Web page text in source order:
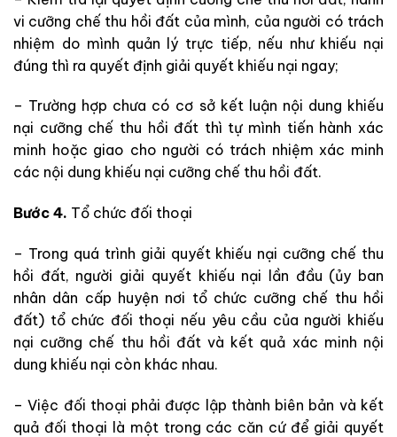
vi cưỡng chế thu hồi đất của mình, của người có trách
nhiệm do mình quản lý trực tiếp, nếu như khiếu nại
đúng thì ra quyết định giải quyết khiếu nại ngay;
– Trường hợp chưa có cơ sở kết luận nội dung khiếu
nại cưỡng chế thu hồi đất thì tự mình tiến hành xác
minh hoặc giao cho người có trách nhiệm xác minh
các nội dung khiếu nại cưỡng chế thu hồi đất.
Bước 4. Tổ chức đối thoại
– Trong quá trình giải quyết khiếu nại cưỡng chế thu
hồi đất, người giải quyết khiếu nại lần đầu (ủy ban
nhân dân cấp huyện nơi tổ chức cưỡng chế thu hồi
đất) tổ chức đối thoại nếu yêu cầu của người khiếu
nại cưỡng chế thu hồi đấtvà kết quả xác minh nội
dung khiếu nại còn khác nhau.
– Việc đối thoại phải được lập thành biên bản và kết
quả đối thoại là một trong các căn cứ để giải quyết